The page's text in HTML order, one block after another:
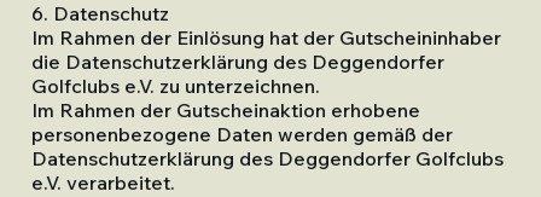
6. Datenschutz
Im Rahmen der Einlösung hat der Gutscheininhaber
die Datenschutzerklärung des Deggendorfer
Golfclubs e.V. zu unterzeichnen.
Im Rahmen der Gutscheinaktion erhobene
personenbezogene Daten werden gemäß der
Datenschutzerklärung des Deggendorfer Golfclubs
e.V. verarbeitet.